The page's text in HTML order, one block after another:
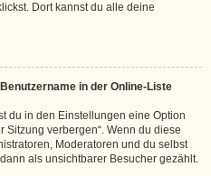
Dort kannst du alle deine
in der Online-Liste
du in den Einstellungen eine Option
Sitzung verbergen“. Wenn du diese
Moderatoren und du selbst
als unsichtbarer Besucher gezählt.